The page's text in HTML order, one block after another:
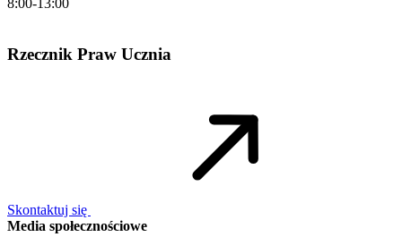
Rzecznik Praw Ucznia
Skontaktuj się
Media społecznościowe